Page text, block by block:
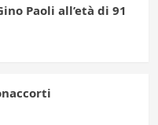
Paoli all’età di 91